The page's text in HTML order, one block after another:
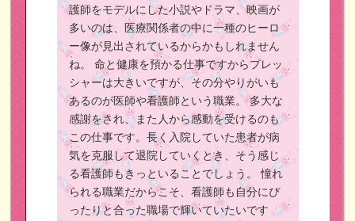
護師をモデルにした小説やドラマ、映画が
多いのは、医療関係者の中に一種のヒーロ
ー像が見出されているからかもしれません
ね。
命と健康を預かる仕事ですからプレッ
シャーは大きいですが、その分やりがいも
あるのが医師や看護師という職業。多大な
感謝をされ、また人から感動を受けるのも
この仕事です。長く入院していた患者が病
気を克服して退院していくとき、そう感じ
る看護師もきっといることでしょう。
憧れ
られる職業だからこそ、看護師も自分にぴ
ったりと合った職場で輝いていたいです